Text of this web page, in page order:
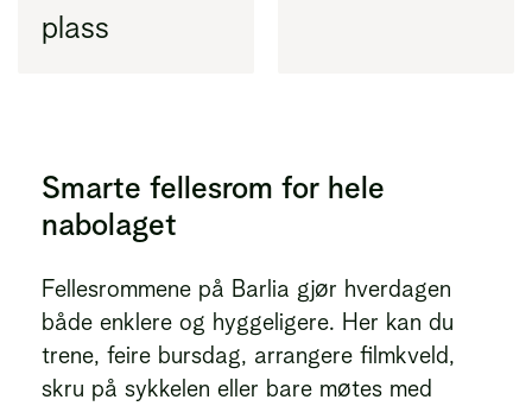
plass
Smarte fellesrom for hele
nabolaget
Fellesrommene på Barlia gjør hverdagen
både enklere og hyggeligere. Her kan du
trene, feire bursdag, arrangere filmkveld,
skru på sykkelen eller bare møtes med